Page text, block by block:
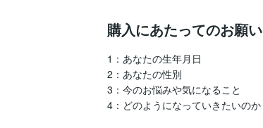
購入にあたってのお願い
1：あなたの生年月日
2：あなたの性別
3：今のお悩みや気になること
4：どのようになっていきたいのか